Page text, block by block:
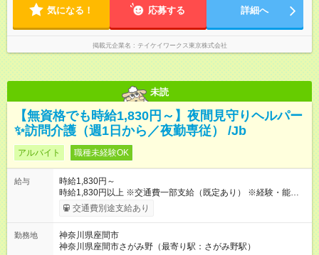
気になる！ 応募する 詳細へ
掲載元企業名 テイケイワークス東京株式会社
未読
【無資格でも時給1,830円～】夜間見守りヘルパー
✨訪問介護（週1日から／夜勤専従） /Jb
アルバイト 職種未経験OK
給与
時給1,830円～
時給1,830円以上 ※交通費一部支給（既定あり） ※経験・能力を
考慮して決定します 【収入例】 週1回勤務の場合：1,830円×8時
間×4回=5万8,560円 週3回勤務の場合：1,830円×8時間×12回
月 ※ 雇用形態と給与に、本採用時と異なる部分があります。 雇
用形態：本採用時と同じです。 給与：時給 1,660円以上
交通費別途支給あり
勤務地
神奈川県座間市
神奈川県座間市さがみ野（最寄り駅：さがみ野駅）